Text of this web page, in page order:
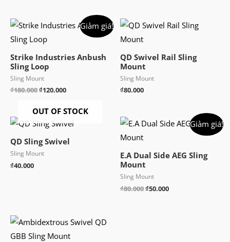
Giảm giá!
Strike Industries Anbush
Sling Loop
Sling Mount
₫180.000Giá
là:
₫180.000.
₫120.000Giá
tại
là:
₫120.000.
QD Swivel Rail Sling
Mount
Sling Mount
₫80.000
OUT OF STOCK
QD Sling Swivel
Sling Mount
₫40.000
Giảm giá!
E.A Dual Side AEG Sling
Mount
Sling Mount
₫80.000Giá
₫50.000Giá